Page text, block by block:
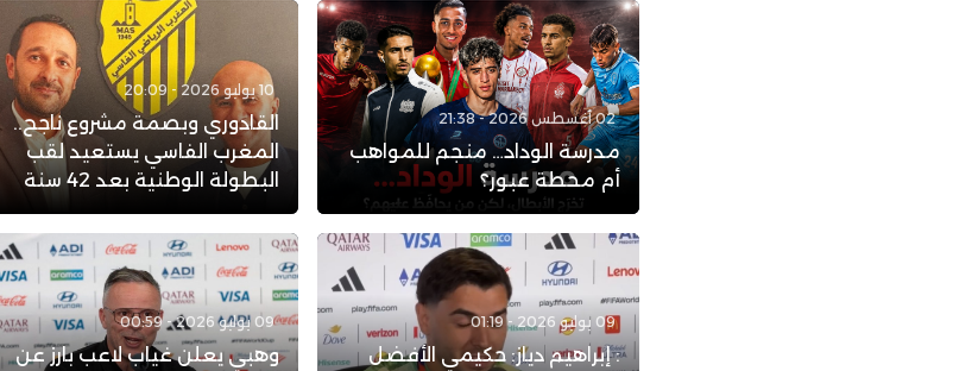
02 أغسطس 2026 - 21:38
مدرسة الوداد… منجم للمواهب
أم محطة عبور؟
10 يوليو 2026 - 20:09
القادوري وبصمة مشروع ناجح..
المغرب الفاسي يستعيد لقب
البطولة الوطنية بعد 42 سنة
09 يوليو 2026 - 01:19
: إبراهيم دياز: حكيمي الأفضل
09 يوليو 2026 - 00:59
وهبي يعلن غياب لاعب بارز عن